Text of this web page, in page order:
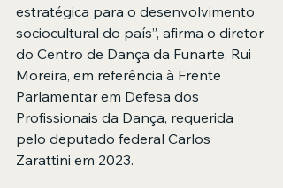
estratégica para o desenvolvimento
sociocultural do país”, afirma o diretor
do Centro de Dança da Funarte, Rui
Moreira, em referência à Frente
Parlamentar em Defesa dos
Profissionais da Dança, requerida
pelo deputado federal Carlos
Zarattini em 2023.